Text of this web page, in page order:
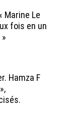
Marine Le
fois en un
Hamza F